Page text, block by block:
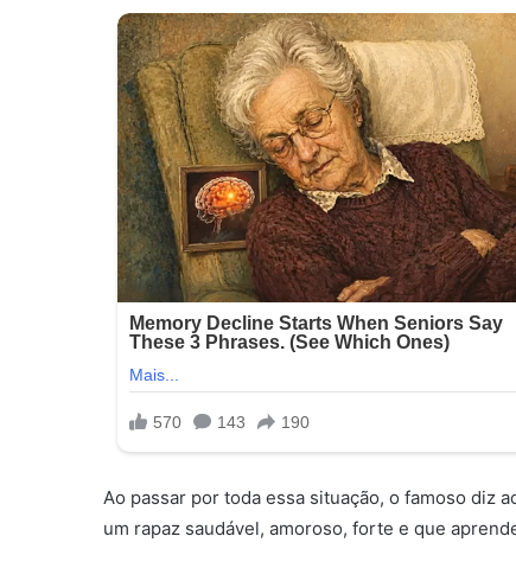
Ao passar por toda essa situação, o famoso diz
um rapaz saudável, amoroso, forte e que